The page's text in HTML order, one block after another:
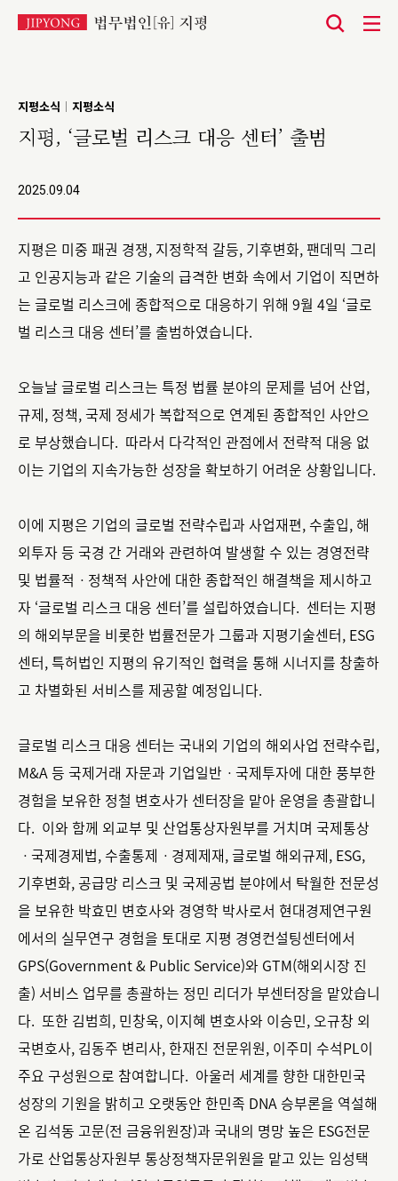
지평소식 | 지평소식
지평, ‘글로벌 리스크 대응 센터’ 출범
2025.09.04
지평은 미중 패권 경쟁, 지정학적 갈등, 기후변화, 팬데믹 그리
고 인공지능과 같은 기술의 급격한 변화 속에서 기업이 직면하
는 글로벌 리스크에 종합적으로 대응하기 위해 9월 4일 ‘글로
벌 리스크 대응 센터’를 출범하였습니다.
오늘날 글로벌 리스크는 특정 법률 분야의 문제를 넘어 산업,
규제, 정책, 국제 정세가 복합적으로 연계된 종합적인 사안으
로 부상했습니다. 따라서 다각적인 관점에서 전략적 대응 없
이는 기업의 지속가능한 성장을 확보하기 어려운 상황입니다.
이에 지평은 기업의 글로벌 전략수립과 사업재편, 수출입, 해
외투자 등 국경 간 거래와 관련하여 발생할 수 있는 경영전략
및 법률적ㆍ정책적 사안에 대한 종합적인 해결책을 제시하고
자 ‘글로벌 리스크 대응 센터’를 설립하였습니다. 센터는 지평
의 해외부문을 비롯한 법률전문가 그룹과 지평기술센터, ESG
센터, 특허법인 지평의 유기적인 협력을 통해 시너지를 창출하
고 차별화된 서비스를 제공할 예정입니다.
글로벌 리스크 대응 센터는 국내외 기업의 해외사업 전략수립,
M&A 등 국제거래 자문과 기업일반ㆍ국제투자에 대한 풍부한
경험을 보유한 정철 변호사가 센터장을 맡아 운영을 총괄합니
다. 이와 함께 외교부 및 산업통상자원부를 거치며 국제통상
ㆍ국제경제법, 수출통제ㆍ경제제재, 글로벌 해외규제, ESG,
기후변화, 공급망 리스크 및 국제공법 분야에서 탁월한 전문성
을 보유한 박효민 변호사와 경영학 박사로서 현대경제연구원
에서의 실무연구 경험을 토대로 지평 경영컨설팅센터에서
GPS(Government & Public Service)와 GTM(해외시장 진
출) 서비스 업무를 총괄하는 정민 리더가 부센터장을 맡았습니
다. 또한 김범희, 민창욱, 이지혜 변호사와 이승민, 오규창 외
국변호사, 김동주 변리사, 한재진 전문위원, 이주미 수석PL이
주요 구성원으로 참여합니다. 아울러 세계를 향한 대한민국
성장의 기원을 밝히고 오랫동안 한민족 DNA 승부론을 역설해
온 김석동 고문(전 금융위원장)과 국내의 명망 높은 ESG전문
가로 산업통상자원부 통상정책자문위원을 맡고 있는 임성택